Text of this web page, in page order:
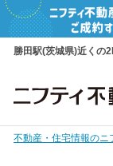
勝田駅(茨城県)近くの
不動産・住宅情報のニ